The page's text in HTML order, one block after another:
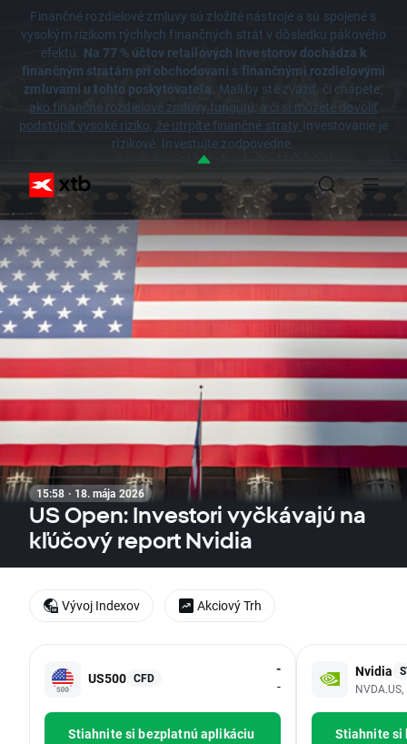
Finančné rozdielové zmluvy sú zložité nástroje a sú spojené s
vysokým rizikom rýchlych finančných strát v dôsledku pákového
efektu. Na 77 % účtov retailových investorov dochádza k
finančným stratám pri obchodovaní s finančnými rozdielovými
zmluvami u tohto poskytovateľa. Mali by ste zvážiť, či chápete,
ako finančné rozdielové zmluvy fungujú, a či si môžete dovoliť
podstúpiť vysoké riziko, že utrpíte finančné straty.Investovanie je
rizikové. Investujte zodpovedne.
15:58 · 18. mája 2026
US Open: Investori vyčkávajú na
kľúčový report Nvidia
US500 CFD
-
-
Stiahnite si bezplatnú aplikáciu
Nvidia
Stiahnite si
Vývoj Indexov Akciový Trh